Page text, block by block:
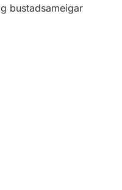
bustadsameigar